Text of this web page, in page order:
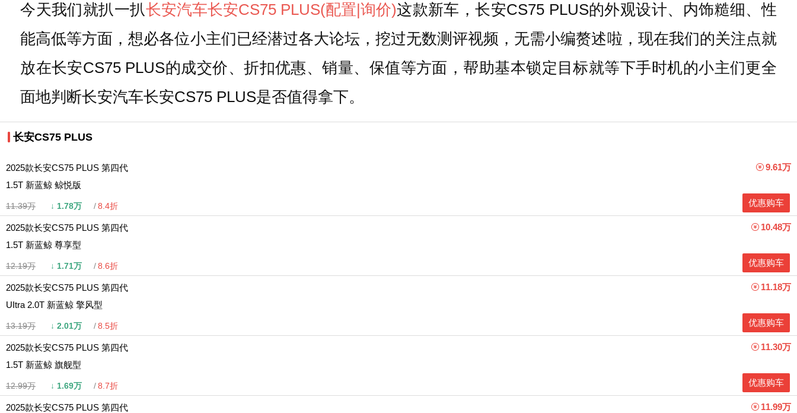
今天我们就扒一扒长安汽车长安CS75 PLUS(配置 |询价)这款新车，长安CS75 PLUS的外观设计、内饰糙细、性
能高低等方面，想必各位小主们已经潜过各大论坛，挖过无数测评视频，无需小编赘述啦，现在我们的关注点就
放在长安CS75 PLUS的成交价、折扣优惠、销量、保值等方面，帮助基本锁定目标就等下手时机的小主们更全
面地判断长安汽车长安CS75 PLUS是否值得拿下。
长安CS75 PLUS
2025款长安CS75 PLUS 第四代
1.5T 新蓝鲸 鲸悦版
11.39万 ↓ 1.78万 8.4折
9.61万
优惠购车
2025款长安CS75 PLUS 第四代
1.5T 新蓝鲸 尊享型
12.19万 ↓ 1.71万 8.6折
10.48万
优惠购车
2025款长安CS75 PLUS 第四代
UItra 2.0T 新蓝鲸 擎风型
13.19万 ↓ 2.01万 8.5折
11.18万
优惠购车
2025款长安CS75 PLUS 第四代
1.5T 新蓝鲸 旗舰型
12.99万 ↓ 1.69万 8.7折
11.30万
优惠购车
2025款长安CS75 PLUS 第四代
11.99万